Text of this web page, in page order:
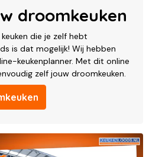
droomkeuken
die je zelf hebt
is dat mogelijk! Wij hebben
keukenplanner. Met dit online
zelf jouw droomkeuken.